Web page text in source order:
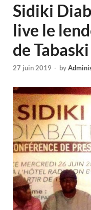
Sidiki
live le
de Tabaski
27 juin 2019 - by